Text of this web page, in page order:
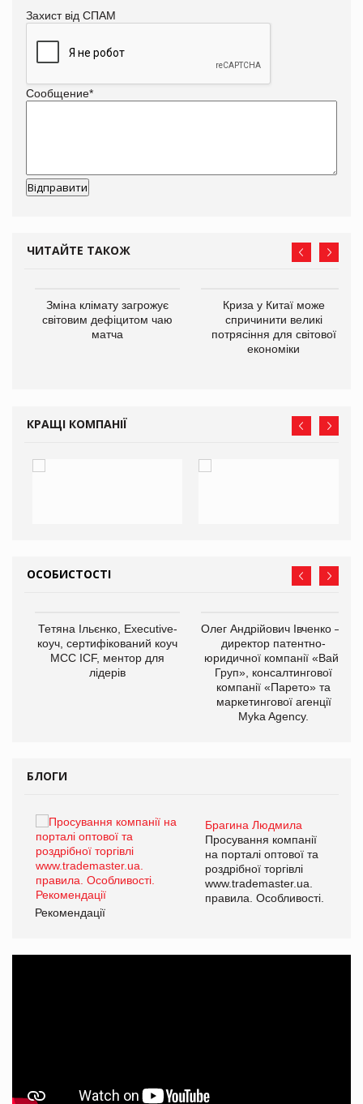
Захист від СПАМ
Сообщение*
ЧИТАЙТЕ ТАКОЖ
Зміна клімату загрожує
світовим дефіцитом чаю
матча
Криза у Китаї може
спричинити великі
потрясіння для світової
економіки
КРАЩІ КОМПАНІЇ
ОСОБИСТОСТІ
Тетяна Ільєнко, Executive-
коуч, сертифікований коуч
МСС ICF, ментор для
лідерів
Олег Андрійович Івченко —
директор патентно-
юридичної компанії «Вайз
Груп», консалтингової
компанії «Парето» та
маркетингової агенції
Myka Agency.
БЛОГИ
Брагина Людмила
Просування компанії
на порталі оптової та
роздрібної торгівлі
www.trademaster.ua.
правила. Особливості.
Рекомендації